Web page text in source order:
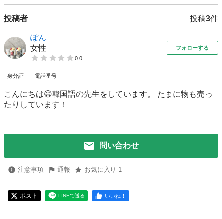
投稿者 投稿3件
ぽん
女性
0.0
フォローする
身分証 電話番号
こんにちは😃韓国語の先生をしています。 たまに物も売っ
たりしています！
問い合わせ
注意事項 通報 お気に入り 1
ポスト LINEで送る いいね！